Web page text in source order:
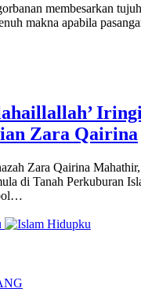
membesarkan
makna apabila
Iringi
Zara Qairina
Zara Qairina
di Tanah Perkuburan